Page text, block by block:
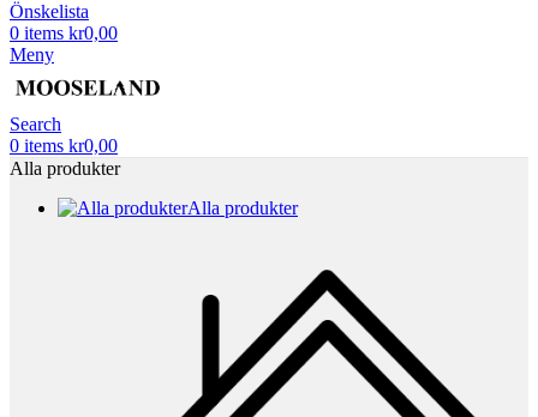
Önskelista
0 items kr0,00
Meny
Search
0 items kr0,00
Alla produkter
Alla produkter